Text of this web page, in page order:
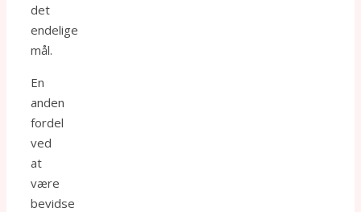
det
endelige
mål.
En
anden
fordel
ved
at
være
bevidse